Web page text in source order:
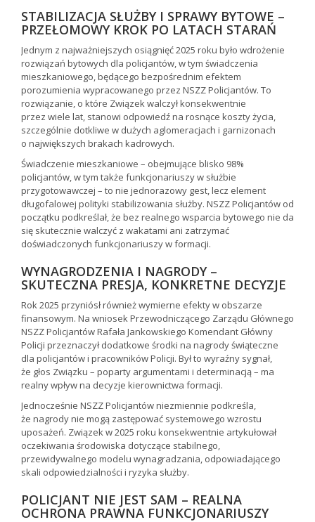
STABILIZACJA SŁUŻBY I SPRAWY BYTOWE –
PRZEŁOMOWY KROK PO LATACH STARAŃ
Jednym z najważniejszych osiągnięć 2025 roku było wdrożenie
rozwiązań bytowych dla policjantów, w tym świadczenia
mieszkaniowego, będącego bezpośrednim efektem
porozumienia wypracowanego przez NSZZ Policjantów. To
rozwiązanie, o które Związek walczył konsekwentnie
przez wiele lat, stanowi odpowiedź na rosnące koszty życia,
szczególnie dotkliwe w dużych aglomeracjach i garnizonach
o największych brakach kadrowych.
Świadczenie mieszkaniowe – obejmujące blisko 98%
policjantów, w tym także funkcjonariuszy w służbie
przygotowawczej – to nie jednorazowy gest, lecz element
długofalowej polityki stabilizowania służby. NSZZ Policjantów od
początku podkreślał, że bez realnego wsparcia bytowego nie da
się skutecznie walczyć z wakatami ani zatrzymać
doświadczonych funkcjonariuszy w formacji.
WYNAGRODZENIA I NAGRODY –
SKUTECZNA PRESJA, KONKRETNE DECYZJE
Rok 2025 przyniósł również wymierne efekty w obszarze
finansowym. Na wniosek Przewodniczącego Zarządu Głównego
NSZZ Policjantów Rafała Jankowskiego Komendant Główny
Policji przeznaczył dodatkowe środki na nagrody świąteczne
dla policjantów i pracowników Policji. Był to wyraźny sygnał,
że głos Związku – poparty argumentami i determinacją – ma
realny wpływ na decyzje kierownictwa formacji.
Jednocześnie NSZZ Policjantów niezmiennie podkreśla,
że nagrody nie mogą zastępować systemowego wzrostu
uposażeń. Związek w 2025 roku konsekwentnie artykułował
oczekiwania środowiska dotyczące stabilnego,
przewidywalnego modelu wynagradzania, odpowiadającego
skali odpowiedzialności i ryzyka służby.
POLICJANT NIE JEST SAM – REALNA
OCHRONA PRAWNA FUNKCJONARIUSZY